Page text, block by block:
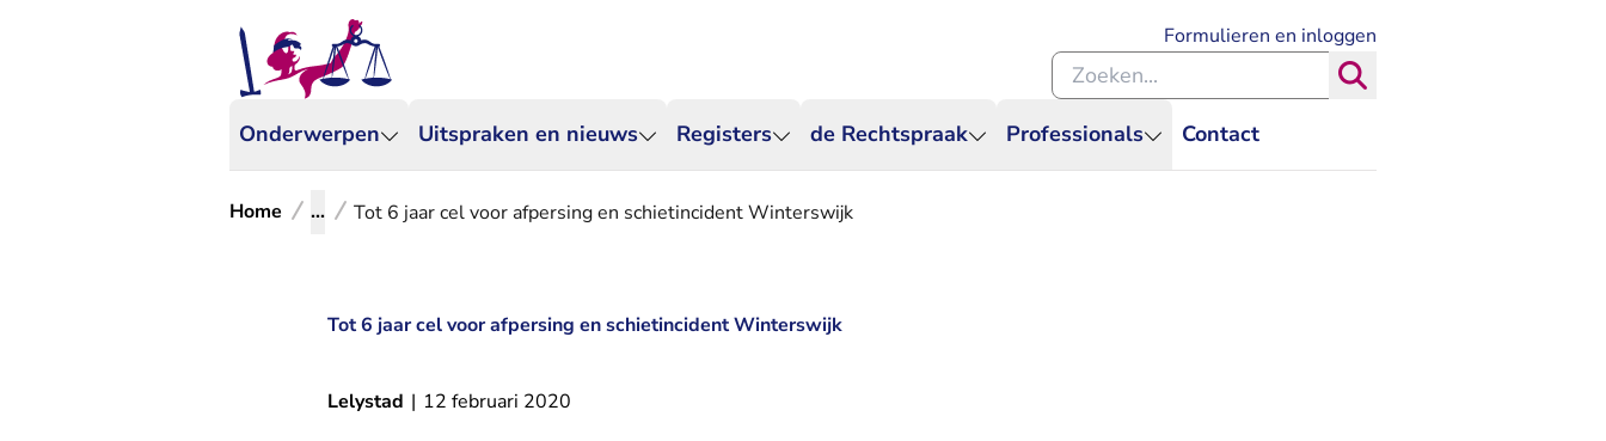
Onderwerpen Uitspraken en nieuws Registers de Rechtspraak Professionals Contact
Formulieren en inloggen
Zoeken binnen de Rechtspraak
Home ... Tot 6 jaar cel voor afpersing en schietincident Winterswijk
Tot 6 jaar cel voor afpersing en schietincident Winterswijk
Lelystad | 12 februari 2020